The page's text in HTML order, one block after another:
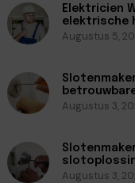
Elektricien
elektrische
Augustus 5,
Augustus 3,
Augustus 3,